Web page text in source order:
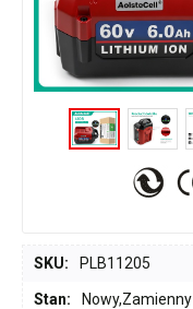
SKU: PLB11205
Stan: Nowy,Zamienny